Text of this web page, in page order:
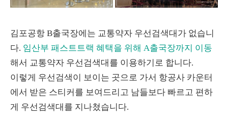
김포공항 B출국장에는 교통약자 우선검색대가 없습니
다. 임산부 패스트트랙 혜택을 위해 A출국장까지 이동
해서 교통약자 우선검색대를 이용하기로 합니다.
이렇게 우선검색이 보이는 곳으로 가서 항공사 카운터
에서 받은 스티커를 보여드리고 남들보다 빠르고 편하
게 우선검색대를 지나쳤습니다.